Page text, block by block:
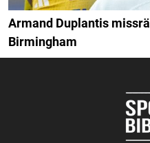
Armand Duplantis
Birmingham